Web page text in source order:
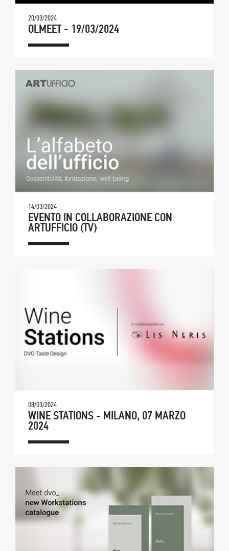
20/03/2024
OLMEET - 19/03/2024
14/03/2024
EVENTO IN COLLABORAZIONE CON
ARTUFFICIO (TV)
08/03/2024
WINE STATIONS - MILANO, 07 MARZO
2024